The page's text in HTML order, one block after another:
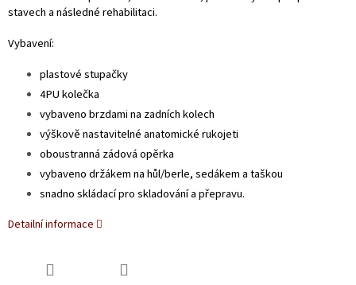
stavech a následné rehabilitaci.
Vybavení:
plastové stupačky
4PU kolečka
vybaveno brzdami na zadních kolech
výškově nastavitelné anatomické rukojeti
oboustranná zádová opěrka
vybaveno držákem na hůl/berle, sedákem a taškou
snadno skládací pro skladování a přepravu.
Detailní informace